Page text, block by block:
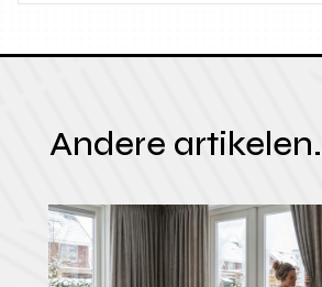
Andere artikelen.